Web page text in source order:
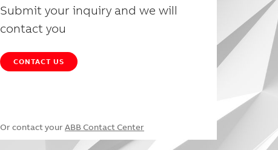
Submit your inquiry and we will
contact you
CONTACT US
Or contact your ABB Contact Center